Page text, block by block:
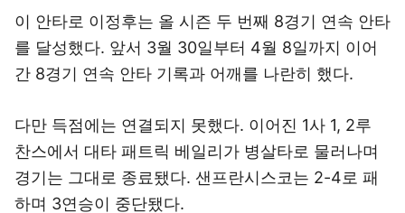
이 안타로 이정후는 올 시즌 두 번째 8경기 연속 안타
를 달성했다. 앞서 3월 30일부터 4월 8일까지 이어
간 8경기 연속 안타 기록과 어깨를 나란히 했다.
다만 득점에는 연결되지 못했다. 이어진 1사 1, 2루
찬스에서 대타 패트릭 베일리가 병살타로 물러나며
경기는 그대로 종료됐다. 샌프란시스코는 2-4로 패
하며 3연승이 중단됐다.